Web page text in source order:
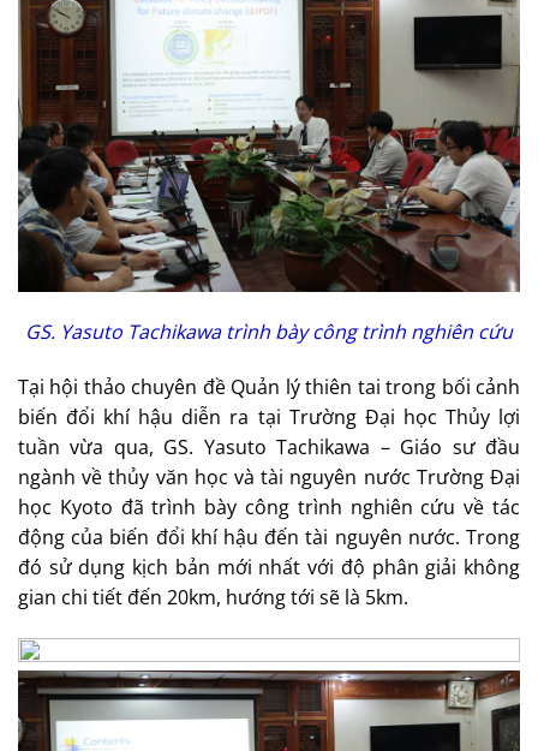
GS. Yasuto Tachikawa trình bày công trình nghiên cứu
Tại hội thảo chuyên đề Quản lý thiên tai trong bối cảnh
biến đổi khí hậu diễn ra tại Trường Đại học Thủy lợi
tuần vừa qua, GS. Yasuto Tachikawa – Giáo sư đầu
ngành về thủy văn học và tài nguyên nước Trường Đại
học Kyoto đã trình bày công trình nghiên cứu về tác
động của biến đổi khí hậu đến tài nguyên nước. Trong
đó sử dụng kịch bản mới nhất với độ phân giải không
gian chi tiết đến 20km, hướng tới sẽ là 5km.